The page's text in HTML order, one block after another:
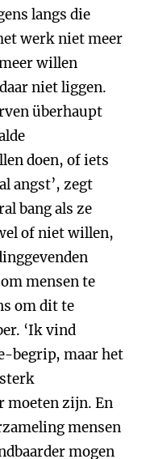
langs die
werk niet meer
willen
niet liggen.
überhaupt
doen, of iets
angst’, zegt
bang als ze
of niet willen,
mensen te
om dit te
‘Ik vind
begrip, maar het
moeten zijn. En
mensen
mogen